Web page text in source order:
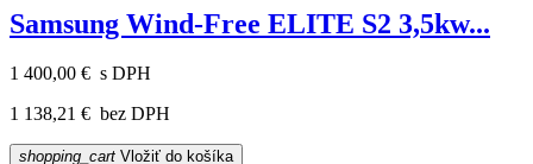
Samsung Wind-Free ELITE S2 3,5kw...
1 400,00 € s DPH
1 138,21 € bez DPH
shopping_cart Vložiť do košíka